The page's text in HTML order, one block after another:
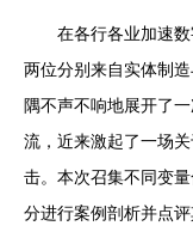
在各行各业加速
两位分别来自实体制
隅不声不响地展开了
流，近来激起了一场
击。本次召集不同变
分进行案例剖析并点